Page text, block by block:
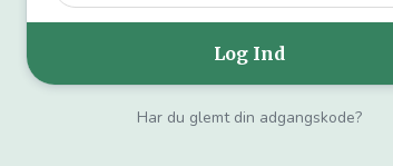
Har du glemt din adgangskode?